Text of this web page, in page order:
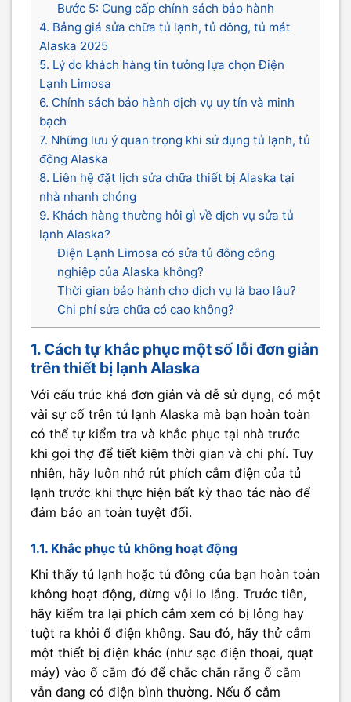
Bước 5: Cung cấp chính sách bảo hành
4. Bảng giá sửa chữa tủ lạnh, tủ đông, tủ mát
Alaska 2025
5. Lý do khách hàng tin tưởng lựa chọn Điện
Lạnh Limosa
6. Chính sách bảo hành dịch vụ uy tín và minh
bạch
7. Những lưu ý quan trọng khi sử dụng tủ lạnh, tủ
đông Alaska
8. Liên hệ đặt lịch sửa chữa thiết bị Alaska tại
nhà nhanh chóng
9. Khách hàng thường hỏi gì về dịch vụ sửa tủ
lạnh Alaska?
Điện Lạnh Limosa có sửa tủ đông công
nghiệp của Alaska không?
Thời gian bảo hành cho dịch vụ là bao lâu?
Chi phí sửa chữa có cao không?
1. Cách tự khắc phục một số lỗi đơn giản
trên thiết bị lạnh Alaska
Với cấu trúc khá đơn giản và dễ sử dụng, có một
vài sự cố trên tủ lạnh Alaska mà bạn hoàn toàn
có thể tự kiểm tra và khắc phục tại nhà trước
khi gọi thợ để tiết kiệm thời gian và chi phí. Tuy
nhiên, hãy luôn nhớ rút phích cắm điện của tủ
lạnh trước khi thực hiện bất kỳ thao tác nào để
đảm bảo an toàn tuyệt đối.
1.1. Khắc phục tủ không hoạt động
Khi thấy tủ lạnh hoặc tủ đông của bạn hoàn toàn
không hoạt động, đừng vội lo lắng. Trước tiên,
hãy kiểm tra lại phích cắm xem có bị lỏng hay
tuột ra khỏi ổ điện không. Sau đó, hãy thử cắm
một thiết bị điện khác (như sạc điện thoại, quạt
máy) vào ổ cắm đó để chắc chắn rằng ổ cắm
vẫn đang có điện bình thường. Nếu ổ cắm